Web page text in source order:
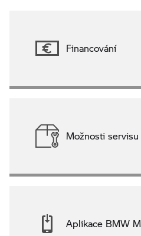
Financování
Možnosti servisu
Aplikace BMW